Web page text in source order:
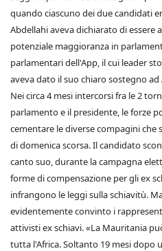
quando ciascuno dei due candidati
Abdellahi aveva dichiarato di essere
potenziale maggioranza in
parlamentari dell'App, il cui leader
aveva dato il suo chiaro sostegno ad
Nei circa 4 mesi intercorsi fra le 2
parlamento e il presidente, le forze
cementare le diverse compagini
di domenica scorsa. Il candidato
canto suo, durante la campagna
forme di compensazione per gli ex
infrangono le leggi sulla schiavitù.
evidentemente convinto i
attivisti ex schiavi. «La Mauritania
tutta l'Africa. Soltanto 19 mesi dopo